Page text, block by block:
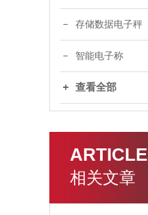
存储数据电子秤
智能电子称
查看全部
ARTICLE
相关文章